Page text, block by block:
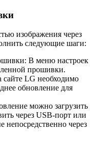
изображения через
следующие шаги:
В меню настроек
прошивки.
LG необходимо
обновление для
можно загрузить
через USB-порт или
через